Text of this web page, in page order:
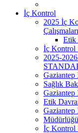
İç Kontrol
2025 İç
Çalışmaları
Etik
İç Kontrol
2025-
Gaziantep
Sağlık
Etik
Gaziantep
İç Kontrol